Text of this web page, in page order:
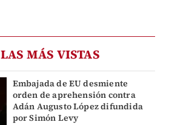
LAS MÁS VISTAS
Embajada de EU desmiente
orden de aprehensión contra
Adán Augusto López difundida
por Simón Levy